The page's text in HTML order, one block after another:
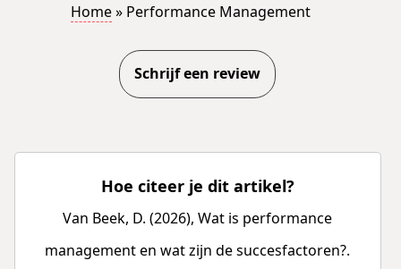
Home» Performance Management
Schrijf een review
Hoe citeer je dit artikel?
Van Beek, D. (2026), Wat is performance
management en wat zijn de succesfactoren?.